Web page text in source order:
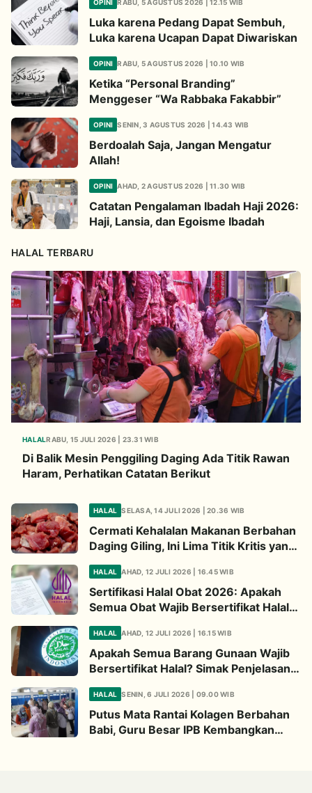
OPINI RABU, 5 AGUSTUS 2026 | 12.15 WIB
Luka karena Pedang Dapat Sembuh,
Luka karena Ucapan Dapat Diwariskan
OPINI RABU, 5 AGUSTUS 2026 | 10.10 WIB
Ketika “Personal Branding”
Menggeser “Wa Rabbaka Fakabbir”
OPINI SENIN, 3 AGUSTUS 2026 | 14.43 WIB
Berdoalah Saja, Jangan Mengatur
Allah!
OPINI AHAD, 2 AGUSTUS 2026 | 11.30 WIB
Catatan Pengalaman Ibadah Haji 2026:
Haji, Lansia, dan Egoisme Ibadah
HALAL TERBARU
HALALRABU, 15 JULI 2026 | 23.31 WIB
Di Balik Mesin Penggiling Daging Ada Titik Rawan
Haram, Perhatikan Catatan Berikut
HALAL SELASA, 14 JULI 2026 | 20.36 WIB
Cermati Kehalalan Makanan Berbahan
Daging Giling, Ini Lima Titik Kritis yang
Wajib Diperhatikan
HALAL AHAD, 12 JULI 2026 | 16.45 WIB
Sertifikasi Halal Obat 2026: Apakah
Semua Obat Wajib Bersertifikat Halal?
Begini Penjelasannya
HALAL AHAD, 12 JULI 2026 | 16.15 WIB
Apakah Semua Barang Gunaan Wajib
Bersertifikat Halal? Simak Penjelasan
Ini
HALAL SENIN, 6 JULI 2026 | 09.00 WIB
Putus Mata Rantai Kolagen Berbahan
Babi, Guru Besar IPB Kembangkan